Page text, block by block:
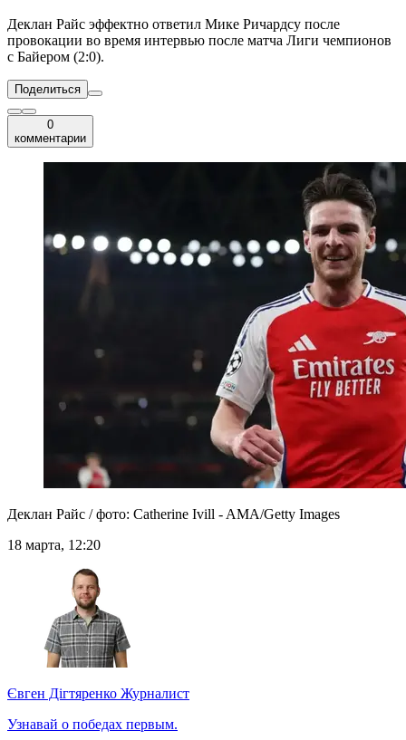
Деклан Райс эффектно ответил Мике Ричардсу после
провокации во время интервью после матча Лиги чемпионов
с Байером (2:0).
Поделиться
0
комментарии
Деклан Райс / фото: Catherine Ivill - AMA/Getty Images
18 марта, 12:20
Євген Дігтяренко Журналист
Узнавай о победах первым.